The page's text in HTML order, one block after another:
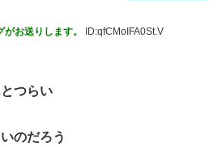
が流行っている」119万バズ
ｗｗｗｗｗｗｗｗｗ
タイトルマッチへ
お送りします。 ID:qfCMoIFA0St.V
つらい
のだろう